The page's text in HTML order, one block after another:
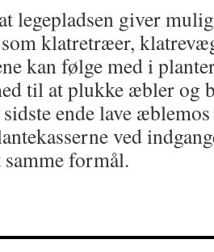
legepladsen giver
klatretræer,
kan følge med i
til at plukke æbler og
ende lave
ved
formål.